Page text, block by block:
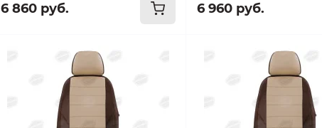
6 860 руб. 6 960 руб.